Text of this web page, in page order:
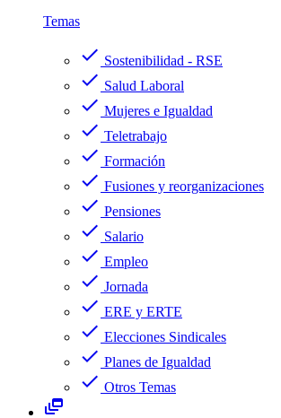
Temas
check Sostenibilidad - RSE
check Salud Laboral
check Mujeres e Igualdad
check Teletrabajo
check Formación
check Fusiones y reorganizaciones
check Pensiones
check Salario
check Empleo
check Jornada
check ERE y ERTE
check Elecciones Sindicales
check Planes de Igualdad
check Otros Temas
dynamic_feed